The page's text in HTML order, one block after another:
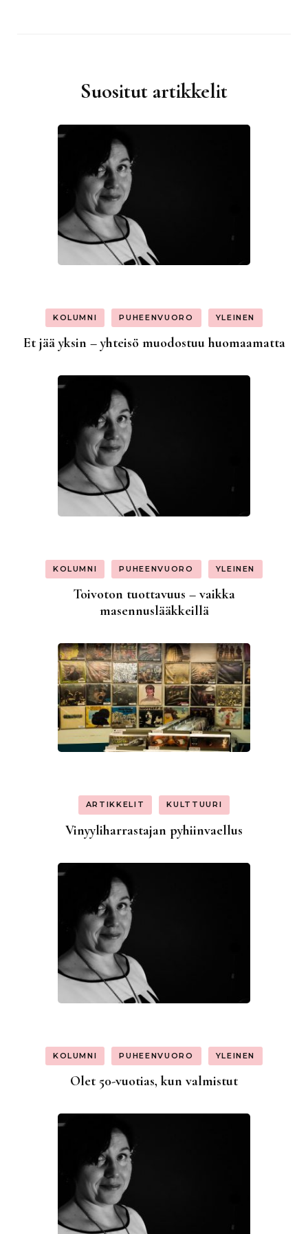
Suositut artikkelit
KOLUMNI PUHEENVUORO YLEINEN
Et jää yksin – yhteisö muodostuu huomaamatta
KOLUMNI PUHEENVUORO YLEINEN
Toivoton tuottavuus – vaikka
masennuslääkkeillä
ARTIKKELIT KULTTUURI
Vinyyliharrastajan pyhiinvaellus
KOLUMNI PUHEENVUORO YLEINEN
Olet 50-vuotias, kun valmistut